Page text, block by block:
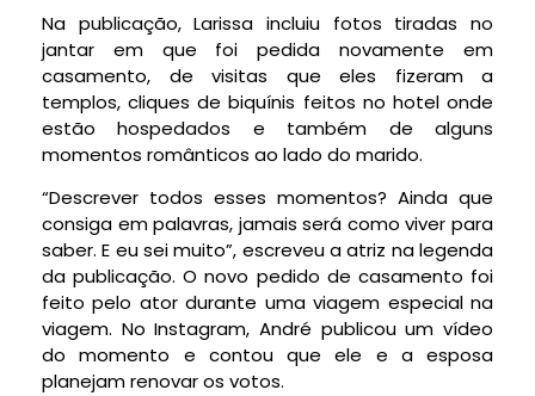
Na publicação, Larissa incluiu fotos tiradas no
jantar em que foi pedida novamente em
casamento, de visitas que eles fizeram a
templos, cliques de biquínis feitos no hotel onde
estão hospedados e também de alguns
momentos românticos ao lado do marido.
“Descrever todos esses momentos? Ainda que
consiga em palavras, jamais será como viver para
saber. E eu sei muito”, escreveu a atriz na legenda
da publicação. O novo pedido de casamento foi
feito pelo ator durante uma viagem especial na
viagem. No Instagram, André publicou um vídeo
do momento e contou que ele e a esposa
planejam renovar os votos.